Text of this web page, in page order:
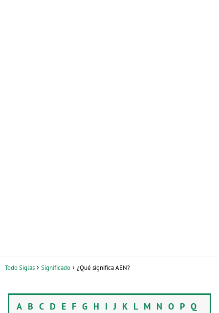
Todo Siglas Significado ¿Qué significa AEN?
A B C D E F G H IJ K L M N O P Q